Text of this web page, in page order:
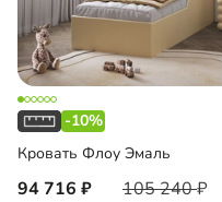
-10%
Кровать Флоу Эмаль
94 716 105 240